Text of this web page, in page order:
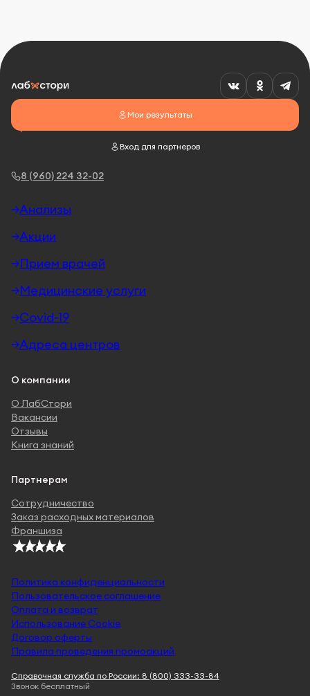
8 (960) 224 32-02
Мои результаты
Вход для партнеров
Анализы
Акции
Прием врачей
Медицинские услуги
Covid-19
Адреса центров
О компании
О ЛабСтори
Вакансии
Отзывы
Книга знаний
Партнерам
Сотрудничество
Заказ расходных материалов
Франшиза
Политика конфиденциальности
Пользовательское соглашение
Оплата и возврат
Использование Cookie
Договор оферты
Правила проведения промоакций
Справочная служба по России: 8 (800) 333-33-84
Звонок бесплатный